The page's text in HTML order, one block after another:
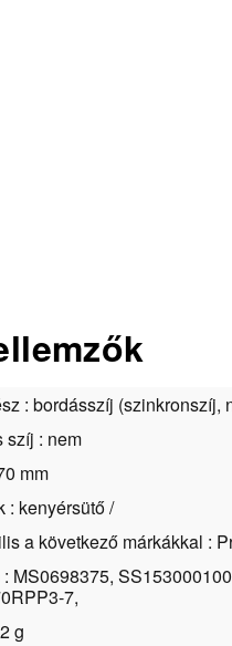
: bordásszíj (szinkronszíj,
szíj : nem
mm
: kenyérsütő /
a következő márkákkal :
MS0698375,
7,
g